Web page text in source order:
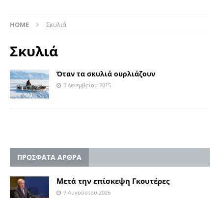
HOME Σκυλιά
Σκυλιά
Όταν τα σκυλιά ουρλιάζουν
3 Δεκεμβρίου 2015
ΠΡΟΣΦΑΤΑ ΑΡΘΡΑ
Μετά την επίσκεψη Γκουτέρες
7 Αυγούστου 2026